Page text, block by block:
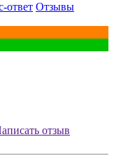
ответ Отзывы
отзыв